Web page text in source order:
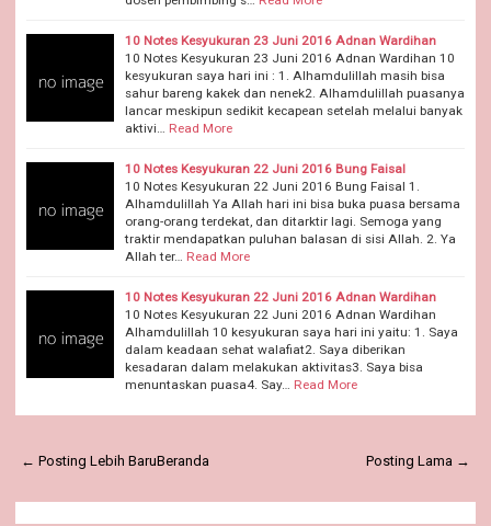
10 Notes Kesyukuran 23 Juni 2016 Adnan Wardihan
10 Notes Kesyukuran 23 Juni 2016 Adnan Wardihan 10
kesyukuran saya hari ini : 1. Alhamdulillah masih bisa
sahur bareng kakek dan nenek2. Alhamdulillah puasanya
lancar meskipun sedikit kecapean setelah melalui banyak
aktivi… Read More
10 Notes Kesyukuran 22 Juni 2016 Bung Faisal
10 Notes Kesyukuran 22 Juni 2016 Bung Faisal 1.
Alhamdulillah Ya Allah hari ini bisa buka puasa bersama
orang-orang terdekat, dan ditarktir lagi. Semoga yang
traktir mendapatkan puluhan balasan di sisi Allah. 2. Ya
Allah ter… Read More
10 Notes Kesyukuran 22 Juni 2016 Adnan Wardihan
10 Notes Kesyukuran 22 Juni 2016 Adnan Wardihan
Alhamdulillah 10 kesyukuran saya hari ini yaitu: 1. Saya
dalam keadaan sehat walafiat2. Saya diberikan
kesadaran dalam melakukan aktivitas3. Saya bisa
menuntaskan puasa4. Say… Read More
← Posting Lebih Baru Posting Lama →
Beranda